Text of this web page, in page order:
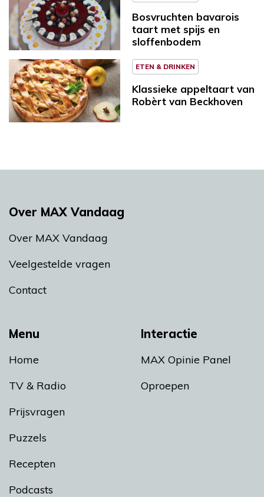
Bosvruchten bavarois
taart met spijs en
sloffenbodem
ETEN & DRINKEN
Klassieke appeltaart van
Robèrt van Beckhoven
Menu
Home
TV & Radio
Prijsvragen
Puzzels
Recepten
Podcasts
Interactie
MAX Opinie Panel
Oproepen
Over MAX Vandaag
Over MAX Vandaag
Veelgestelde vragen
Contact